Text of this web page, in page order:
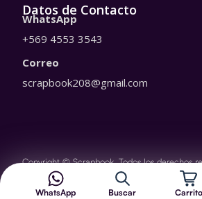
Datos de Contacto
WhatsApp
+569 4553 3543
Correo
scrapbook208@gmail.com
Copyright © Scrapbook. Todos los derechos
desarrollada por Despliegue Web.
WhatsApp Buscar Carrito